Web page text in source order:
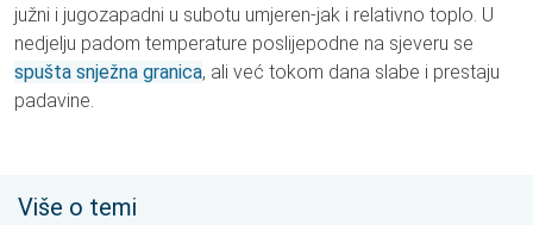
južni i jugozapadni u subotu umjeren-jak i relativno toplo. U
nedjelju padom temperature poslijepodne na sjeveru se
spušta snježna granica, ali već tokom dana slabe i prestaju
padavine.
Više o temi